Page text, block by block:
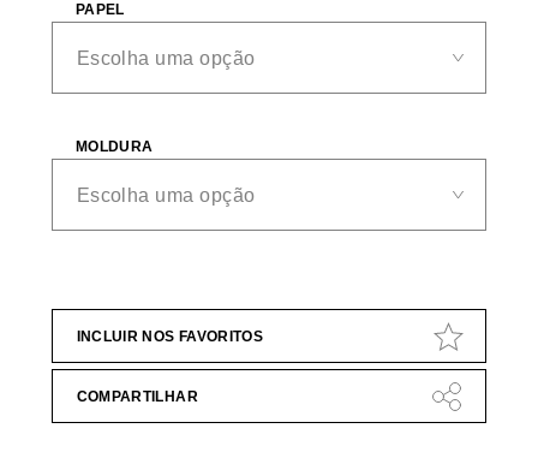
PAPEL
MOLDURA
INCLUIR NOS FAVORITOS
COMPARTILHAR